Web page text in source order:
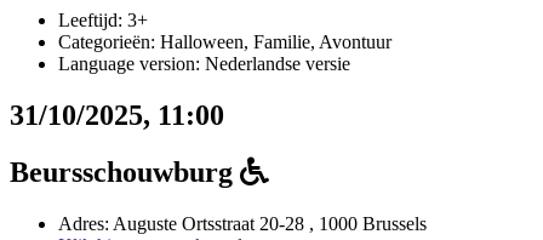
Leeftijd: 3+
Categorieën: Halloween, Familie, Avontuur
Language version: Nederlandse versie
31/10/2025, 11:00
Beursschouwburg
Adres: Auguste Ortsstraat 20-28 , 1000 Brussels